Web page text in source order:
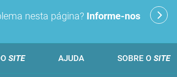
nesta página? Informe-nos
SITE AJUDA SOBRE O SITE